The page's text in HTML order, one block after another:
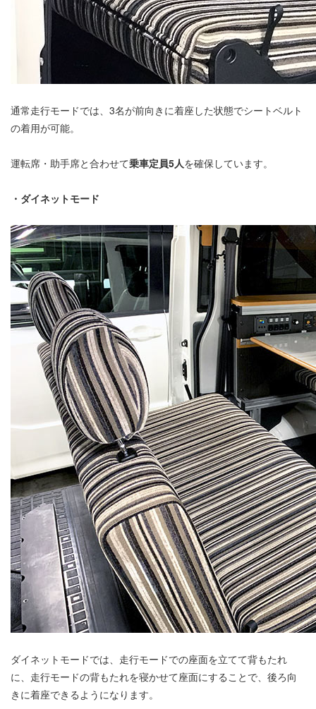
通常走行モードでは、3名が前向きに着座した状態でシートベルト
の着用が可能。
運転席・助手席と合わせて乗車定員5人を確保しています。
・ダイネットモード
ダイネットモードでは、走行モードでの座面を立てて背もたれ
に、走行モードの背もたれを寝かせて座面にすることで、後ろ向
きに着座できるようになります。